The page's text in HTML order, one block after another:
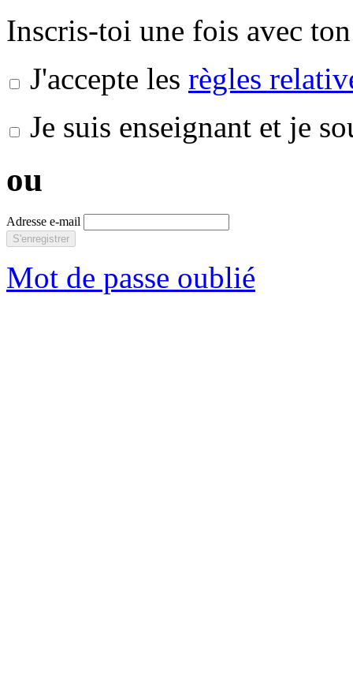
Inscris-toi une fois avec
J'accepte les règles
Je suis enseignant et je
ou
Adresse e-mail
S'enregistrer
Mot de passe oublié